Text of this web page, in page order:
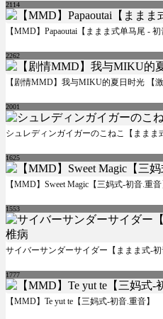
2114
【MMD】Papaoutai【ままま式单马尾 - 初
2262
【剧情MMD】我与MIKU的夏日时光 【激
2001
シュレディンガイガーのこねこ【ままま
1625
【MMD】Sweet Magic【三妈式-初音.重音
1553
サイバーサンダーサイダー【ままま式-
1777
【MMD】Te yut te【三妈式-初音.重音】